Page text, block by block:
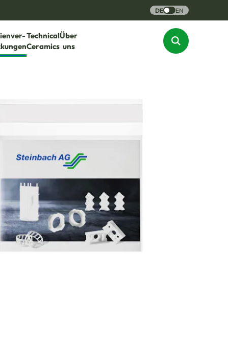
DE EN
Technical
Ceramics
Über
uns